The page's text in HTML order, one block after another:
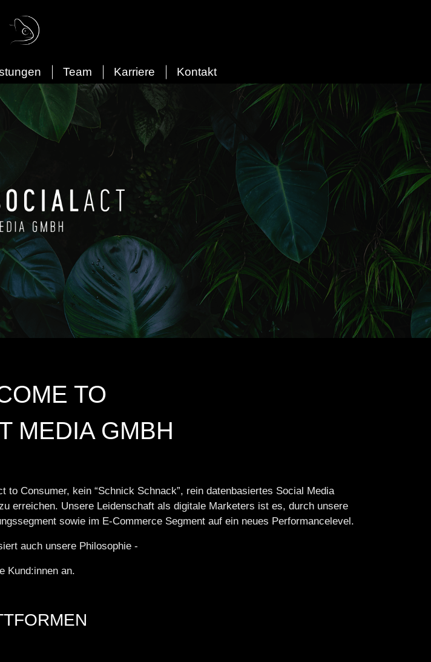
Team Karriere Kontakt
TO
MEDIA GMBH
Consumer, kein “Schnick Schnack”, rein datenbasiertes Social Media
erreichen. Unsere Leidenschaft als digitale Marketers ist es, durch unsere
sowie im E-Commerce Segment auf ein neues Performancelevel.
auch unsere Philosophie -
Kund:innen an.